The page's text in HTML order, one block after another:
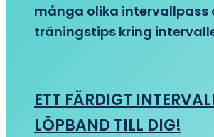
många olika intervallpass
träningstips kring
ETT FÄRDIGT
LÖPBAND TILL DIG!